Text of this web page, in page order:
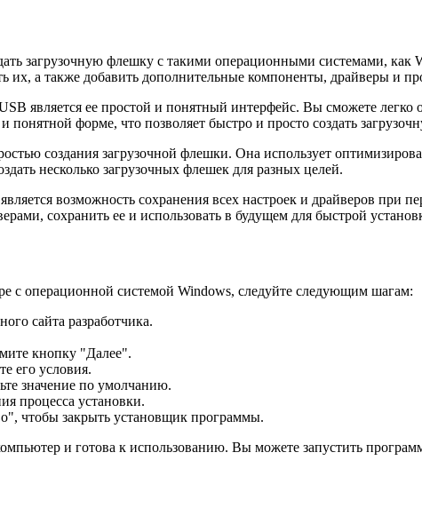
загрузочную флешку с такими операционными системами, как
а также добавить дополнительные компоненты, драйверы и
является ее простой и понятный интерфейс. Вы сможете легко
форме, что позволяет быстро и просто создать
создания загрузочной флешки. Она использует
несколько загрузочных флешек для разных целей.
возможность сохранения всех настроек и драйверов при
сохранить ее и использовать в будущем для быстрой
с операционной системой Windows, следуйте следующим шагам:
сайта разработчика.
кнопку "Далее".
его условия.
значение по умолчанию.
процесса установки.
чтобы закрыть установщик программы.
и готова к использованию. Вы можете запустить